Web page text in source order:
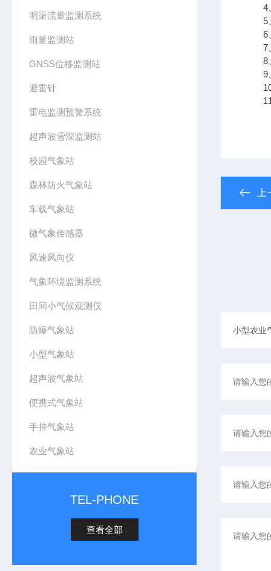
明渠流量监测系统
雨量监测站
GNSS位移监测站
避雷针
雷电监测预警系统
超声波雪深监测站
校园气象站
森林防火气象站
车载气象站
微气象传感器
风速风向仪
气象环境监测系统
田间小气候观测仪
防爆气象站
小型气象站
超声波气象站
便携式气象站
手持气象站
农业气象站
TEL-PHONE
查看全部
4、
5、
6、
7、
8、
9、
10
11